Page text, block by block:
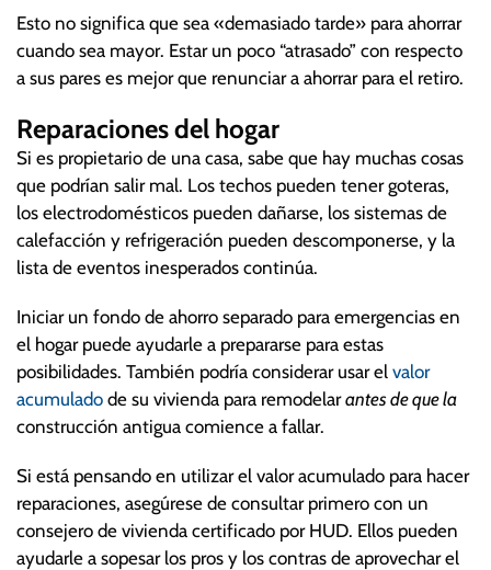
Esto no significa que sea «demasiado tarde» para ahorrar
cuando sea mayor. Estar un poco “atrasado” con respecto
a sus pares es mejor que renunciar a ahorrar para el retiro.
Reparaciones del hogar
Si es propietario de una casa, sabe que hay muchas cosas
que podrían salir mal. Los techos pueden tener goteras,
los electrodomésticos pueden dañarse, los sistemas de
calefacción y refrigeración pueden descomponerse, y la
lista de eventos inesperados continúa.
Iniciar un fondo de ahorro separado para emergencias en
el hogar puede ayudarle a prepararse para estas
posibilidades. También podría considerar usar el valor
acumulado de su vivienda para remodelarantes de que la
construcción antigua comience a fallar.
Si está pensando en utilizar el valor acumulado para hacer
reparaciones, asegúrese de consultar primero con un
consejero de vivienda certificado por HUD. Ellos pueden
ayudarle a sopesar los pros y los contras de aprovechar el